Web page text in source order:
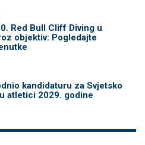
Red Bull Cliff Diving u
objektiv: Pogledajte
kandidaturu za Svjetsko
atletici 2029. godine